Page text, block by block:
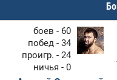
боев - 60
побед - 34
проигр. - 24
ничья - 0